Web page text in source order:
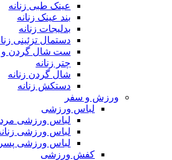
عینک طبی زنانه
بند عینک زنانه
بدلیجات زنانه
دستمال تزئینی
ست شال گردن و
چتر زنانه
شال گردن زنانه
دستکش زنانه
ورزش و سفر
لباس ورزشی
لباس ورزشی
لباس ورزشی
لباس ورزشی
کفش ورزشی